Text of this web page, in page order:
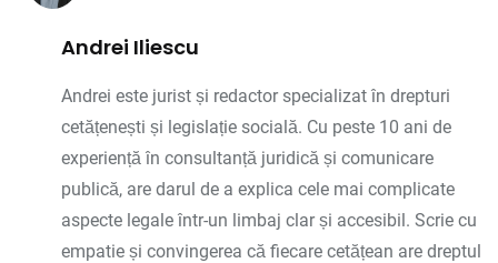
Andrei Iliescu
Andrei este jurist și redactor specializat în drepturi
cetățenești și legislație socială. Cu peste 10 ani de
experiență în consultanță juridică și comunicare
publică, are darul de a explica cele mai complicate
aspecte legale într-un limbaj clar și accesibil. Scrie cu
empatie și convingerea că fiecare cetățean are dreptul